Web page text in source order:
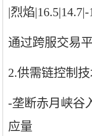
|烈焰|16.5|14.7|-
通过跨服交易
2.供需链控制
-垄断赤月峡谷
应量